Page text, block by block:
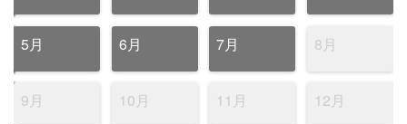
5月 6月 7月 8月
9月 10月 11月 12月